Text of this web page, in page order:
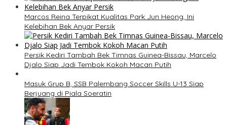
Marcos Reina Terpikat Kualitas Park Jun Heong, Ini
Kelebihan Bek Anyar Persik
Persik Kediri Tambah Bek Timnas Guinea-Bissau, Marcelo
Djalo Siap Jadi Tembok Kokoh Macan Putih
Masuk Grup B, SSB Palembang Soccer Skills U-13 Siap
Berjuang di Piala Soeratin